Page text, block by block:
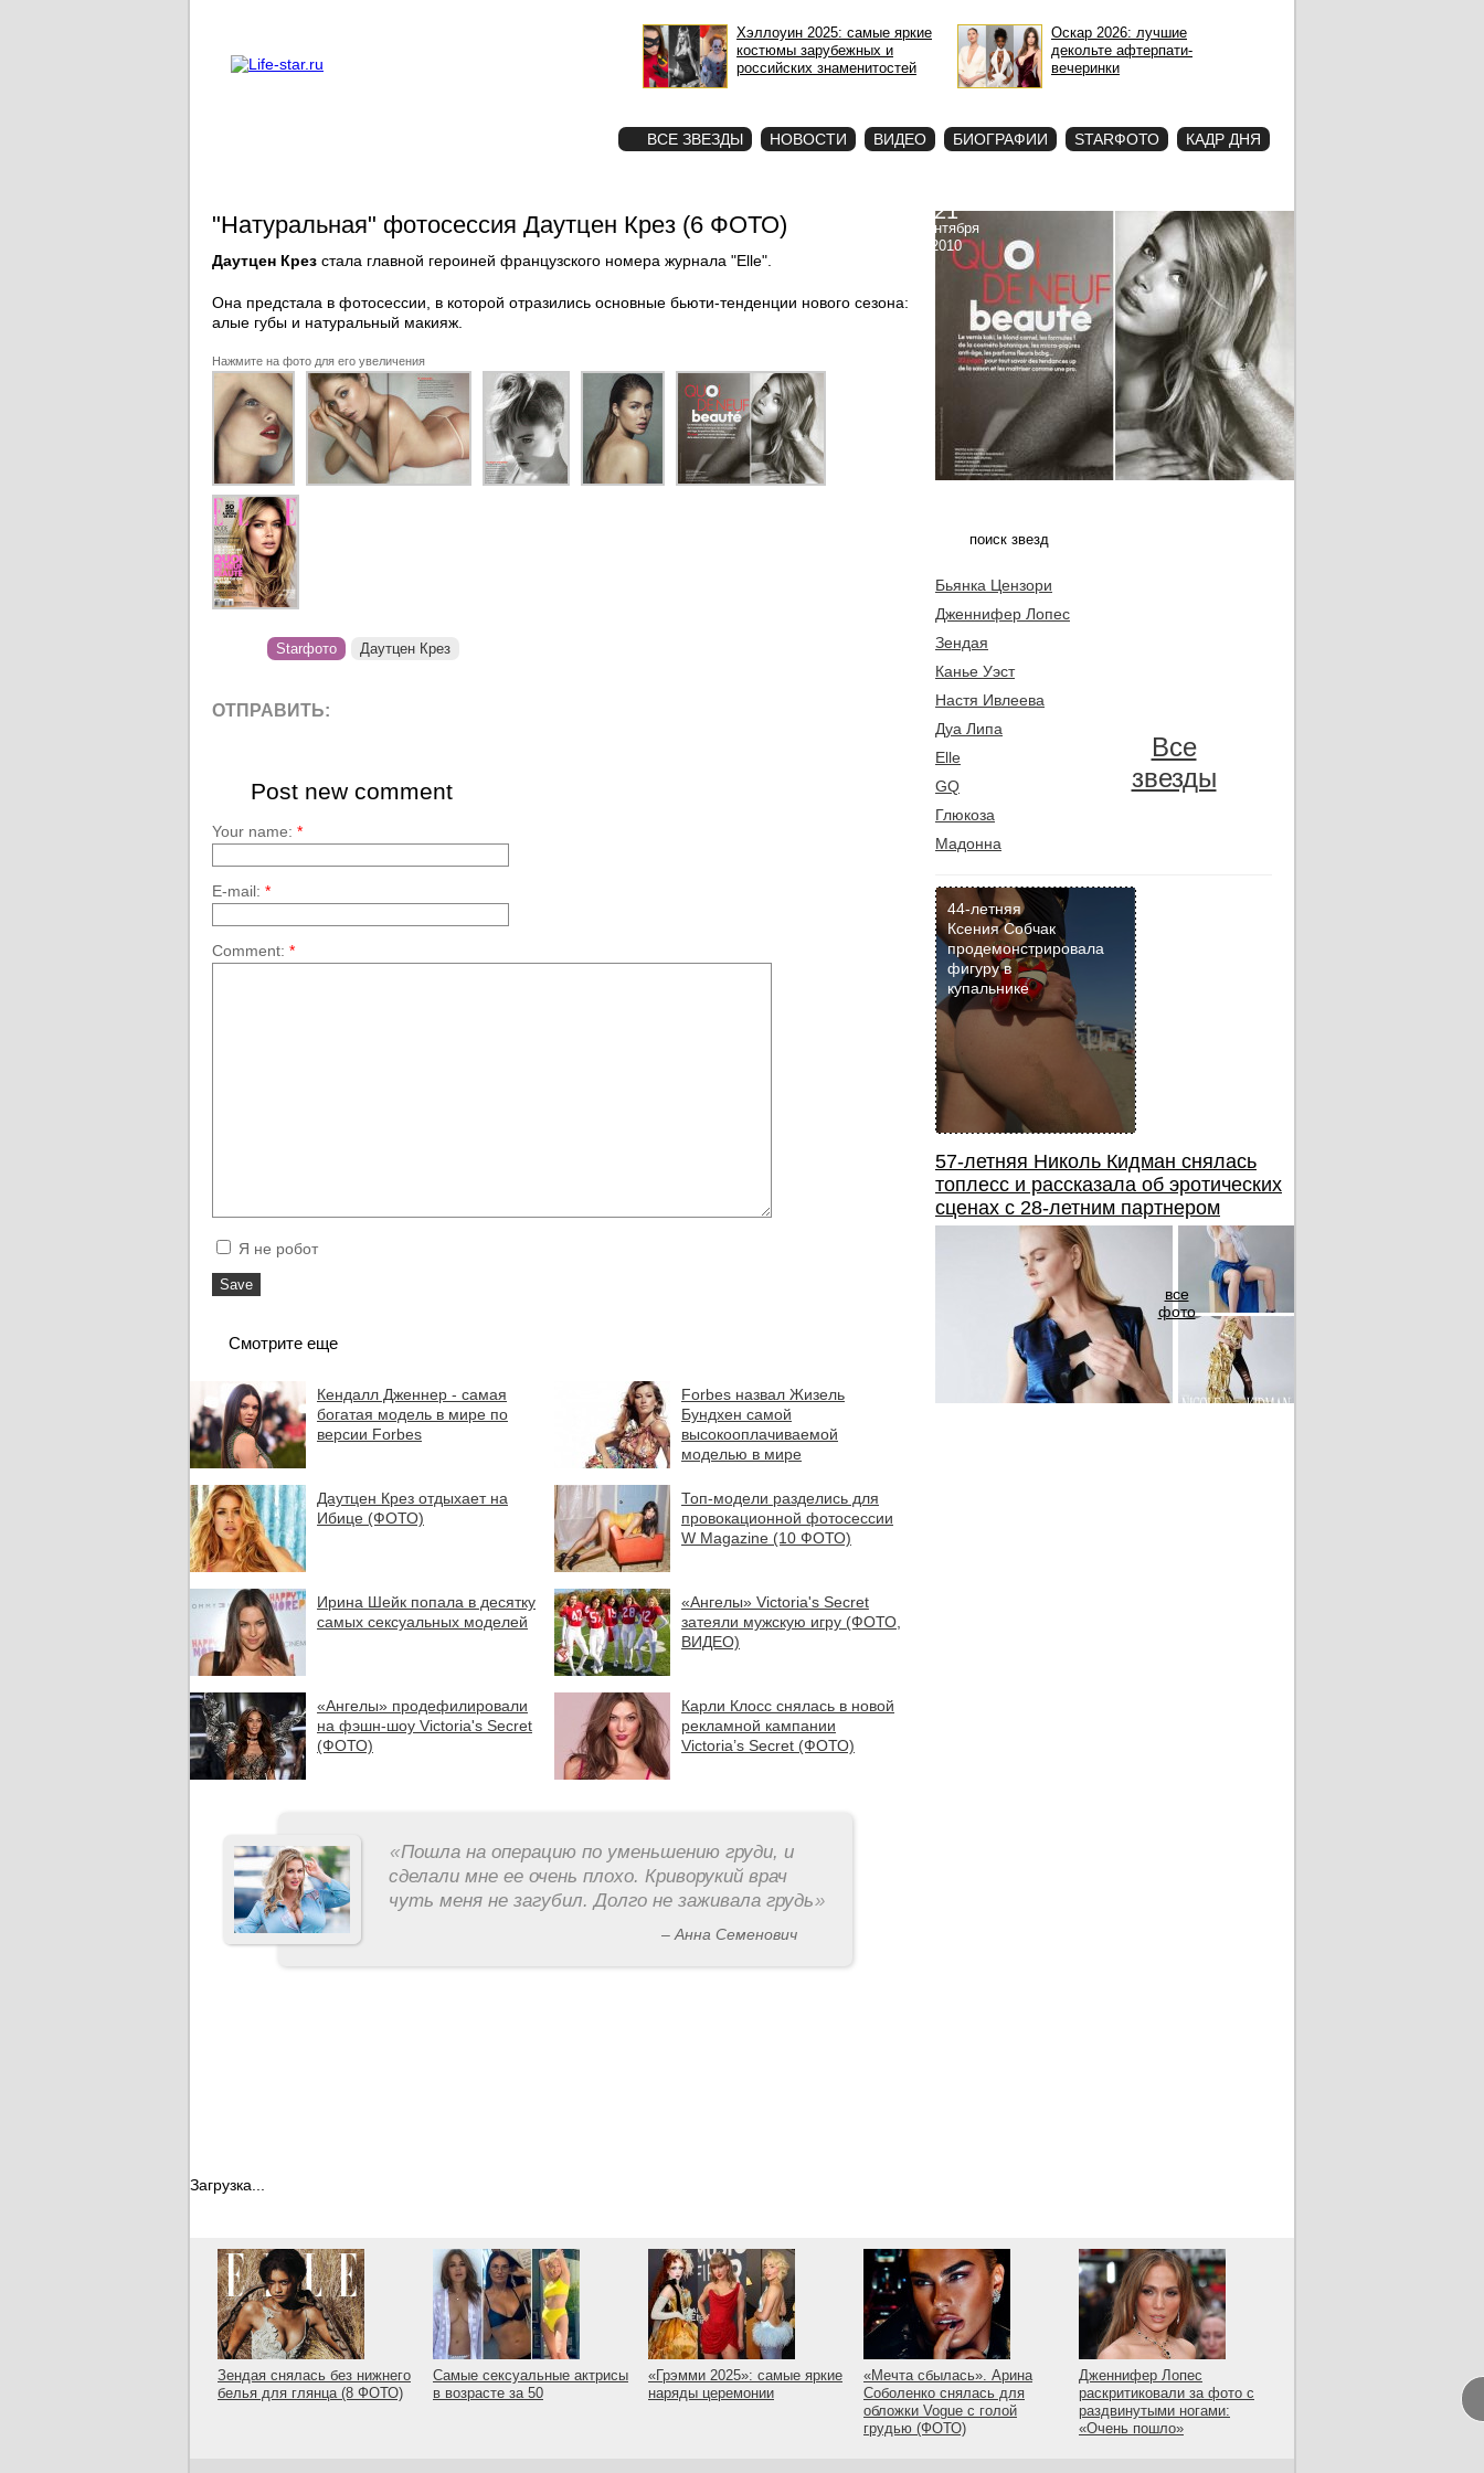
Хэллоуин 2025: самые яркие
костюмы зарубежных и
российских знаменитостей
Оскар 2026: лучшие
декольте афтерпати-
вечеринки
ВСЕ ЗВЕЗДЫ НОВОСТИ ВИДЕО БИОГРАФИИ STARФОТО КАДР ДНЯ
"Натуральная" фотосессия Даутцен Крез (6 ФОТО)
Даутцен Крез стала главной героиней французского номера журнала "Elle".
Она предстала в фотосессии, в которой отразились основные бьюти-тенденции нового сезона:
алые губы и натуральный макияж.
Нажмите на фото для его увеличения
Starфото Даутцен Крез
ОТПРАВИТЬ:
Post new comment
Your name: *
E-mail: *
Comment: *
Я не робот
Смотрите еще
Кендалл Дженнер - самая
богатая модель в мире по
версии Forbes
Forbes назвал Жизель
Бундхен самой
высокооплачиваемой
моделью в мире
Даутцен Крез отдыхает на
Ибице (ФОТО)
Топ-модели разделись для
провокационной фотосессии
W Magazine (10 ФОТО)
Ирина Шейк попала в десятку
самых сексуальных моделей
«Ангелы» Victoria's Secret
затеяли мужскую игру (ФОТО,
ВИДЕО)
«Ангелы» продефилировали
на фэшн-шоу Victoria's Secret
(ФОТО)
Карли Клосс снялась в новой
рекламной кампании
Victoria’s Secret (ФОТО)
«Пошла на операцию по уменьшению груди, и
сделали мне ее очень плохо. Криворукий врач
чуть меня не загубил. Долго не заживала грудь»
– Анна Семенович
Загрузка...
21
сентября
2010
Бьянка Цензори
Дженнифер Лопес
Зендая
Канье Уэст
Настя Ивлеева
Дуа Липа
Elle
GQ
Глюкоза
Мадонна
Все
звезды
44-летняя
Ксения Собчак
продемонстрировала
фигуру в
купальнике
57-летняя Николь Кидман снялась
топлесс и рассказала об эротических
сценах с 28-летним партнером
все
фото
Зендая снялась без нижнего
белья для глянца (8 ФОТО)
Самые сексуальные актрисы
в возрасте за 50
«Грэмми 2025»: самые яркие
наряды церемонии
«Мечта сбылась». Арина
Соболенко снялась для
обложки Vogue с голой
грудью (ФОТО)
Дженнифер Лопес
раскритиковали за фото с
раздвинутыми ногами:
«Очень пошло»